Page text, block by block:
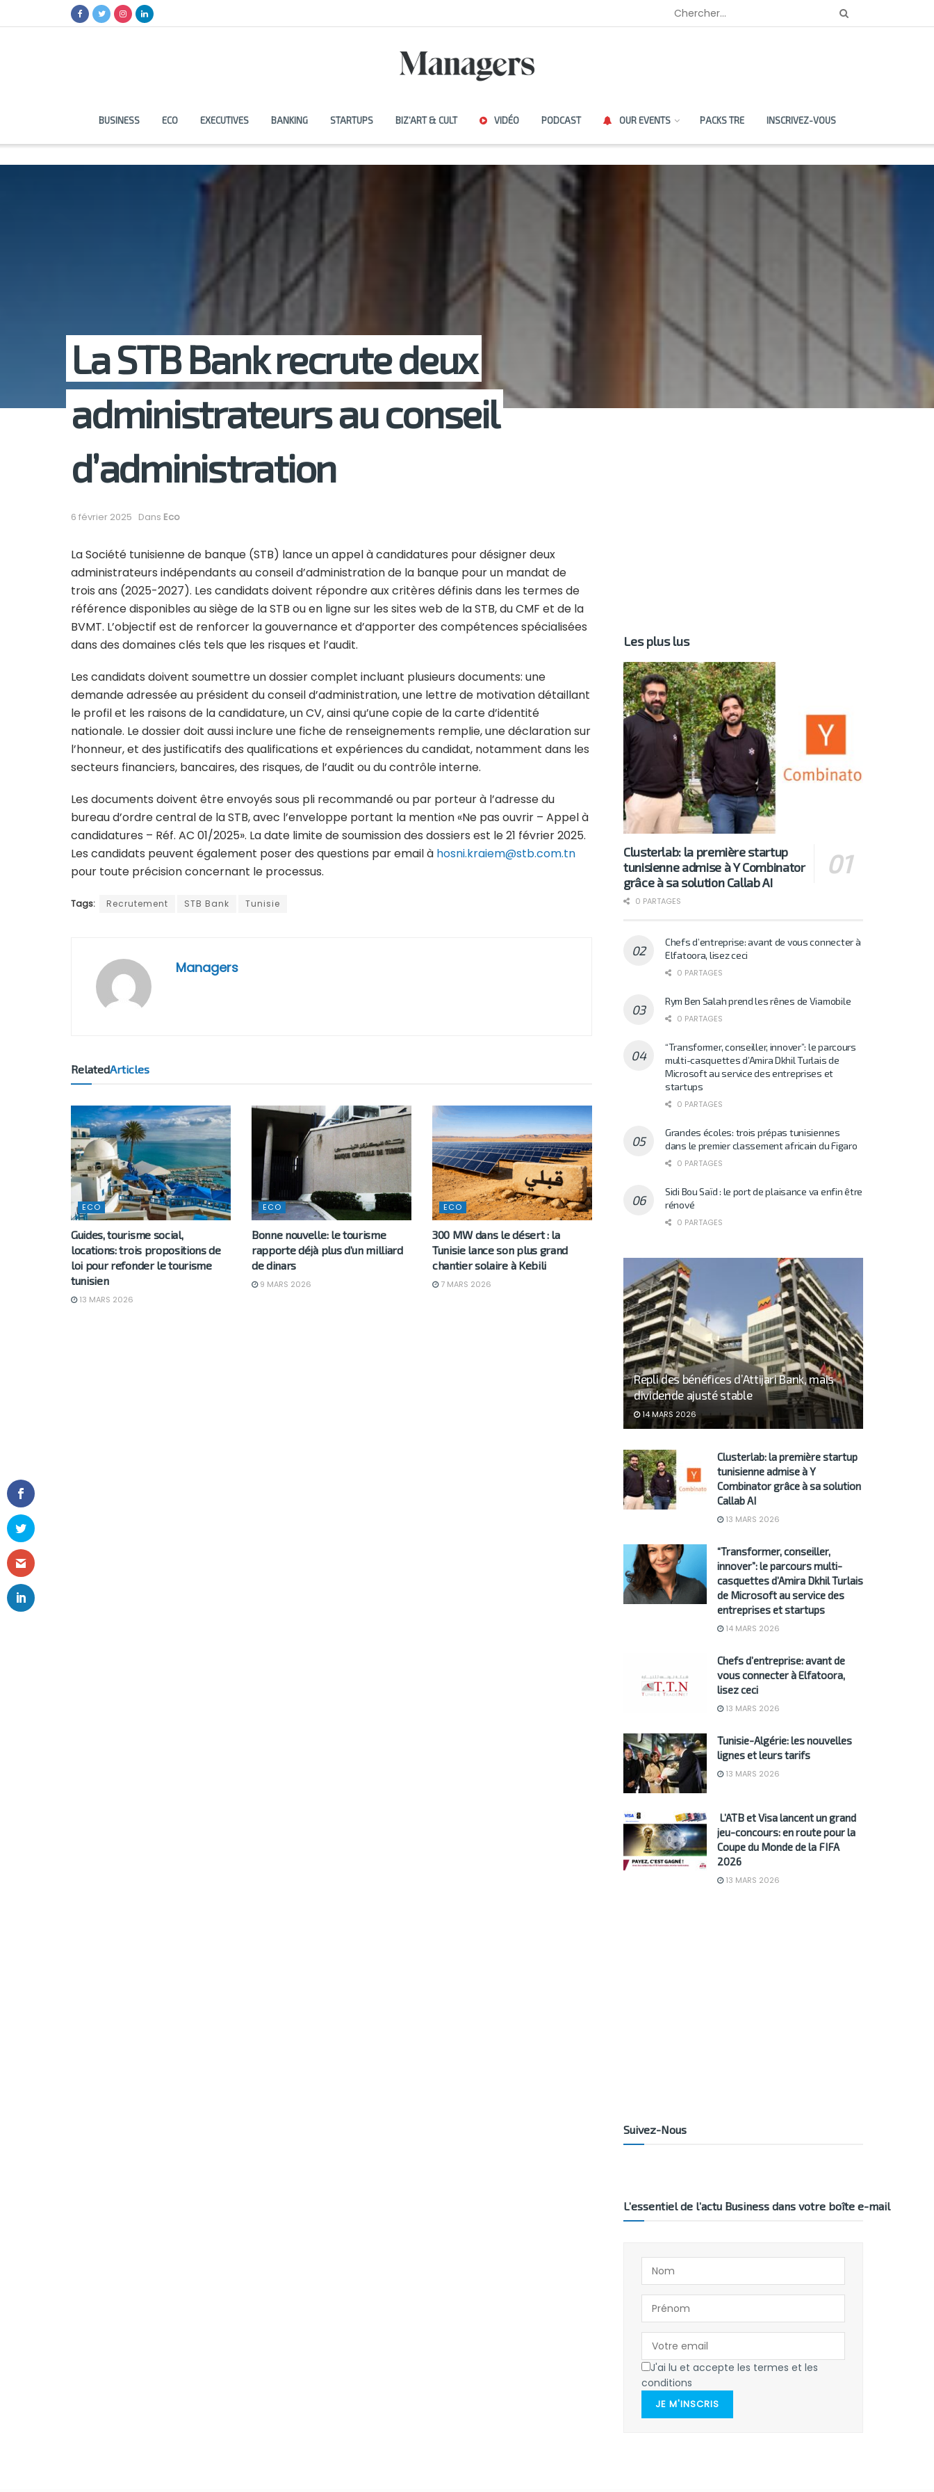
BUSINESS ECO EXECUTIVES BANKING STARTUPS BIZ’ART & CULT VIDÉO PODCAST OUR EVENTS PACKS TRE INSCRIVEZ-VOUS
La STB Bank recrute deux
administrateurs au conseil
d’administration
6 février 2025 Dans Eco
La Société tunisienne de banque (STB) lance un appel à candidatures pour désigner deux
administrateurs indépendants au conseil d’administration de la banque pour un mandat de
trois ans (2025-2027). Les candidats doivent répondre aux critères définis dans les termes de
référence disponibles au siège de la STB ou en ligne sur les sites web de la STB, du CMF et de la
BVMT. L’objectif est de renforcer la gouvernance et d’apporter des compétences spécialisées
dans des domaines clés tels que les risques et l’audit.
Les candidats doivent soumettre un dossier complet incluant plusieurs documents: une
demande adressée au président du conseil d’administration, une lettre de motivation détaillant
le profil et les raisons de la candidature, un CV, ainsi qu’une copie de la carte d’identité
nationale. Le dossier doit aussi inclure une fiche de renseignements remplie, une déclaration sur
l’honneur, et des justificatifs des qualifications et expériences du candidat, notamment dans les
secteurs financiers, bancaires, des risques, de l’audit ou du contrôle interne.
Les documents doivent être envoyés sous pli recommandé ou par porteur à l’adresse du
bureau d’ordre central de la STB, avec l’enveloppe portant la mention «Ne pas ouvrir – Appel à
candidatures – Réf. AC 01/2025». La date limite de soumission des dossiers est le 21 février 2025.
Les candidats peuvent également poser des questions par email à hosni.kraiem@stb.com.tn
pour toute précision concernant le processus.
Tags: Recrutement STB Bank Tunisie
Managers
RelatedArticles
ECO
Guides, tourisme social,
locations: trois propositions de
loi pour refonder le tourisme
tunisien
13 MARS 2026
ECO
Bonne nouvelle: le tourisme
rapporte déjà plus d’un milliard
de dinars
9 MARS 2026
ECO
300 MW dans le désert : la
Tunisie lance son plus grand
chantier solaire à Kebili
7 MARS 2026
Les plus lus
Clusterlab: la première startup
tunisienne admise à Y Combinator
grâce à sa solution Callab AI
0 PARTAGES
Chefs d’entreprise: avant de vous connecter à
Elfatoora, lisez ceci
0 PARTAGES
Rym Ben Salah prend les rênes de Viamobile
0 PARTAGES
“Transformer, conseiller, innover”: le parcours
multi-casquettes d’Amira Dkhil Turlais de
Microsoft au service des entreprises et
startups
0 PARTAGES
Grandes écoles: trois prépas tunisiennes
dans le premier classement africain du Figaro
0 PARTAGES
Sidi Bou Saïd : le port de plaisance va enfin être
rénové
0 PARTAGES
Repli des bénéfices d’Attijari Bank, mais
dividende ajusté stable
14 MARS 2026
Clusterlab: la première startup
tunisienne admise à Y
Combinator grâce à sa solution
Callab AI
13 MARS 2026
“Transformer, conseiller,
innover”: le parcours multi-
casquettes d’Amira Dkhil Turlais
de Microsoft au service des
entreprises et startups
14 MARS 2026
Chefs d’entreprise: avant de
vous connecter à Elfatoora,
lisez ceci
13 MARS 2026
Tunisie-Algérie: les nouvelles
lignes et leurs tarifs
13 MARS 2026
L’ATB et Visa lancent un grand
jeu-concours: en route pour la
Coupe du Monde de la FIFA
2026
13 MARS 2026
Suivez-Nous
L’essentiel de l’actu Business dans votre boîte e-mail
J'ai lu et accepte les termes et les
conditions
JE M'INSCRIS